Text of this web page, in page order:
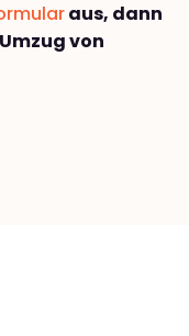
aus, dann
von